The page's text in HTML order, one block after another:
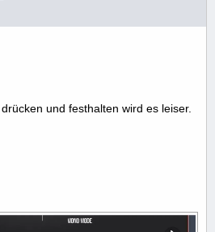
und festhalten wird es leiser.